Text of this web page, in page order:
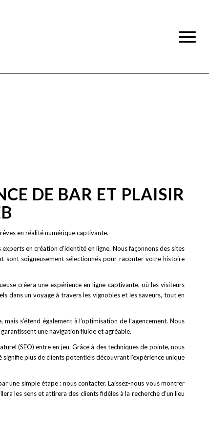
DE BAR ET PLAISIR
en réalité numérique captivante.
en création d’identité en ligne. Nous façonnons des sites
sont soigneusement sélectionnés pour raconter votre histoire
créera une expérience en ligne captivante, où les visiteurs
dans un voyage à travers les vignobles et les saveurs, tout en
s’étend également à l’optimisation de l’agencement. Nous
une navigation fluide et agréable.
(SEO) entre en jeu. Grâce à des techniques de pointe, nous
plus de clients potentiels découvrant l’expérience unique
une simple étape : nous contacter. Laissez-nous vous montrer
les sens et attirera des clients fidèles à la recherche d’un lieu